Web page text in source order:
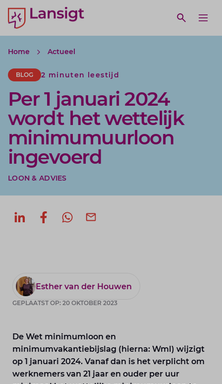
Lansigt Accountants logo
Open
search website
Home Actueel
BLOG 2 minuten leestijd
Per 1 januari 2024
wordt het wettelijk
minimumuurloon
ingevoerd
LOON & ADVIES
Deel op LinkedIn
Deel op Facebook
Esther van der Houwen
GEPLAATST OP: 20 OKTOBER 2023
De Wet minimumloon en
minimumvakantiebijslag (hierna: Wml) wijzigt
op 1 januari 2024. Vanaf dan is het verplicht om
werknemers van 21 jaar en ouder per uur